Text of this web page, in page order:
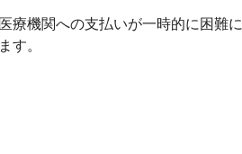
療機関への支払いが一時的に困難に
す。